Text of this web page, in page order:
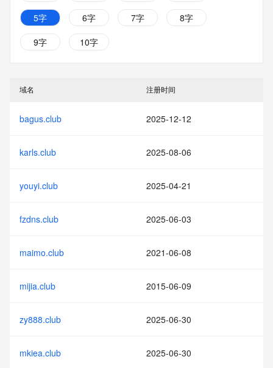
5字
6字 7字
8字
9字
10字
域名 注册时间
bagus.club 2025-12-12
karls.club 2025-08-06
youyi.club 2025-04-21
fzdns.club 2025-06-03
maimo.club 2021-06-08
mijia.club 2015-06-09
zy888.club 2025-06-30
mkiea.club 2025-06-30